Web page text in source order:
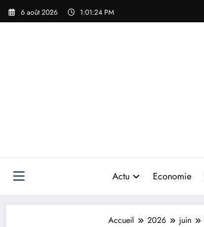
Aller
6 août 2026 1:01:27 PM
Actu Economie
Accueil 2026 juin